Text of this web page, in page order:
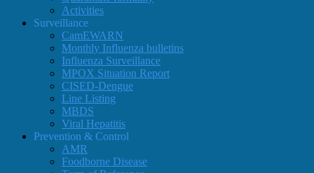
Activities
Surveillance
CamEWARN
Monthly Influenza bulletins
Influenza Surveillance
MPOX Situation Report
CISED-Dengue
Line Listing
MBDS
Viral Hepatitis
Prevention & Control
AMR
Foodborne Disease